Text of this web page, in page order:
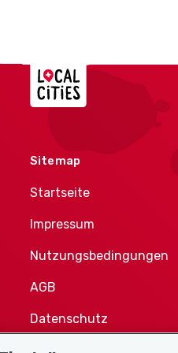
Localcities
Sitemap
Startseite
Impressum
Nutzungsbedingungen
AGB
Datenschutz
Cookie-Richtlinie